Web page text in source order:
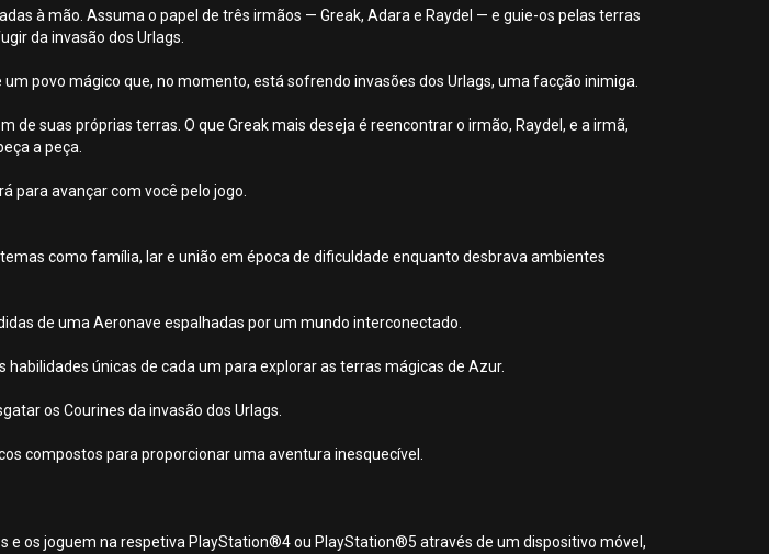
à mão. Assuma o papel de três irmãos — Greak, Adara e Raydel — e guie-os pelas terras
da invasão dos Urlags.
povo mágico que, no momento, está sofrendo invasões dos Urlags, uma facção inimiga.
suas próprias terras. O que Greak mais deseja é reencontrar o irmão, Raydel, e a irmã,
a peça.
para avançar com você pelo jogo.
como família, lar e união em época de dificuldade enquanto desbrava ambientes
de uma Aeronave espalhadas por um mundo interconectado.
únicas de cada um para explorar as terras mágicas de Azur.
os Courines da invasão dos Urlags.
compostos para proporcionar uma aventura inesquecível.
os joguem na respetiva PlayStation®4 ou PlayStation®5 através de um dispositivo móvel,